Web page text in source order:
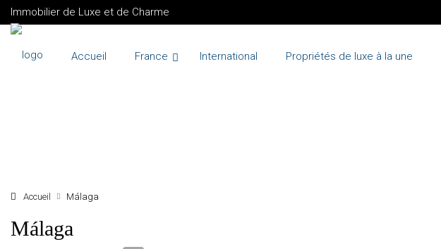
Immobilier de Luxe et de Charme
Accueil France International Propriétés de luxe à la une
Accueil Málaga
Málaga